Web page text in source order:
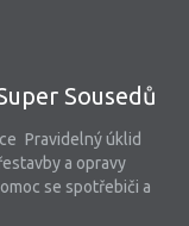
Sousedů
Pravidelný úklid
a opravy
se spotřebiči a